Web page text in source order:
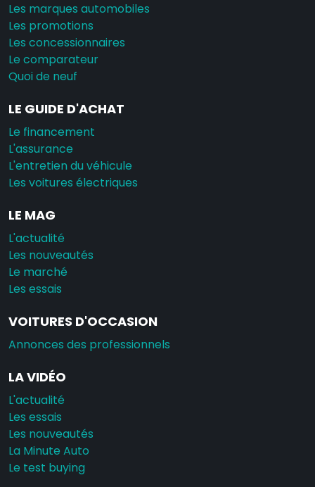
Les marques automobiles
Les promotions
Les concessionnaires
Le comparateur
Quoi de neuf
LE GUIDE D'ACHAT
Le financement
L'assurance
L'entretien du véhicule
Les voitures électriques
LE MAG
L'actualité
Les nouveautés
Le marché
Les essais
VOITURES D'OCCASION
Annonces des professionnels
LA VIDÉO
L'actualité
Les essais
Les nouveautés
La Minute Auto
Le test buying